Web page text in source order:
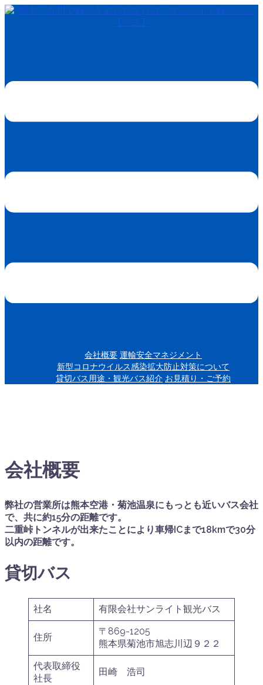
コ
ス
プ
会社概要 運輸安全マネジメント
新型コロナウイルス感染拡大防止対策について
貸切バス用途・観光バス紹介 お見積り・ご予約
会社概要
弊社の営業所は熊本空港・菊池温泉にもっとも近いバス会社
で、共に約15分の距離です。
二重峠トンネルが出来たことにより車帰ICまで18kmで30分
以内の距離です。
貸切バス
社名 有限会社サンライト観光バス
住所
〒869-1205
熊本県菊池市旭志川辺９２２
代表取締役
社長
田崎 浩司